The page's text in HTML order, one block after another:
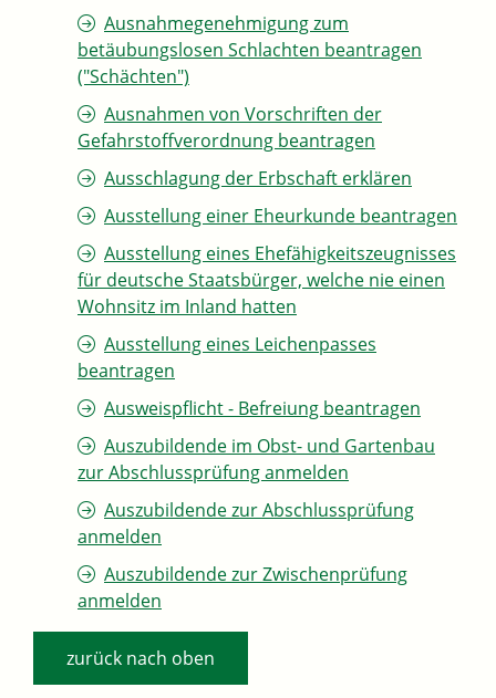
Ausnahmegenehmigung zum
betäubungslosen Schlachten beantragen
("Schächten")
Ausnahmen von Vorschriften der
Gefahrstoffverordnung beantragen
Ausschlagung der Erbschaft erklären
Ausstellung einer Eheurkunde beantragen
Ausstellung eines Ehefähigkeitszeugnisses
für deutsche Staatsbürger, welche nie einen
Wohnsitz im Inland hatten
Ausstellung eines Leichenpasses
beantragen
Ausweispflicht - Befreiung beantragen
Auszubildende im Obst- und Gartenbau
zur Abschlussprüfung anmelden
Auszubildende zur Abschlussprüfung
anmelden
Auszubildende zur Zwischenprüfung
anmelden
zurück nach oben